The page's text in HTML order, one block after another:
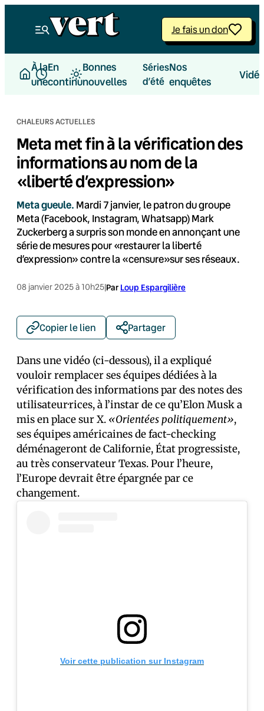
Je fais un don
À la
une
En
continu
Bonnes
nouvelles
Séries
d’été
Nos
enquêtes
CHALEURS ACTUELLES
Meta met fin à la vérification des
informations au nom de la
«liberté d’expression»
Meta gueule. Mardi 7 janvier, le patron du groupe
Meta (Facebook, Instagram, Whatsapp) Mark
Zuckerberg a surpris son monde en annonçant une
série de mesures pour «restaurer la liberté
d’expression» contre la «censure»sur ses réseaux.
08 janvier 2025 à 10h25|Par Loup Espargilière
Copier le lien Partager
Dans une vidéo (ci-dessous), il a expliqué
vouloir remplacer ses équipes dédiées à la
vérification des informations par des notes des
utilisateur·rices, à l’instar de ce qu’Elon Musk a
mis en place sur X. «Orientées politiquement»,
ses équipes américaines de fact-checking
déménageront de Californie, État progressiste,
au très conservateur Texas. Pour l’heure,
l’Europe devrait être épargnée par ce
changement.
Voir cette publication sur Instagram